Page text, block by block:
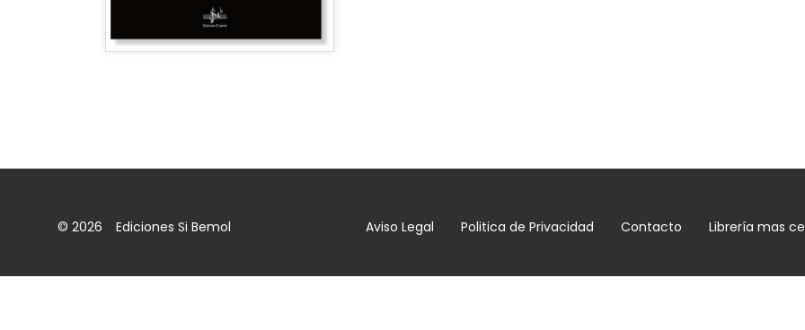
© 2026 Ediciones Si Bemol Aviso Legal Politica de Privacidad Contacto Librería mas